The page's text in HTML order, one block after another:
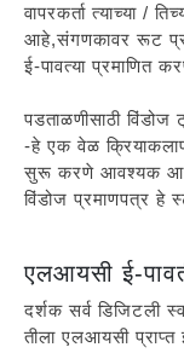
वापरकर्ता त्याच्या /
आहे,संगणकावर रूट
ई-पावत्या प्रमाणित
पडताळणीसाठी
-हे एक वेळ क्रियाकलाप
सुरू करणे आवश्यक
विंडोज प्रमाणपत्र हे
एलआयसी ई-
दर्शक सर्व डिजिटली
तीला एलआयसी प्राप्त